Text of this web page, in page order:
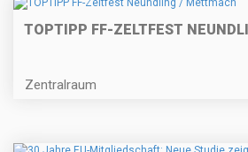
TOPTIPP FF-ZELTFEST
Zentralraum